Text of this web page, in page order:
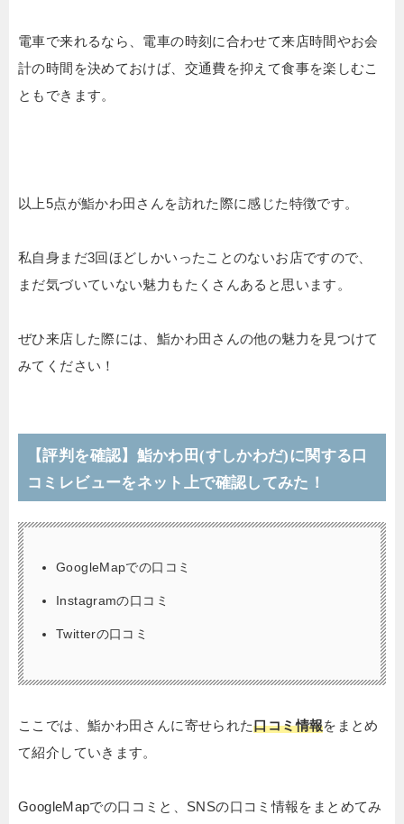
電車で来れるなら、電車の時刻に合わせて来店時間やお会
計の時間を決めておけば、交通費を抑えて食事を楽しむこ
ともできます。
以上5点が鮨かわ田さんを訪れた際に感じた特徴です。
私自身まだ3回ほどしかいったことのないお店ですので、
まだ気づいていない魅力もたくさんあると思います。
ぜひ来店した際には、鮨かわ田さんの他の魅力を見つけて
みてください！
【評判を確認】鮨かわ田(すしかわだ)に関する口
コミレビューをネット上で確認してみた！
GoogleMapでの口コミ
Instagramの口コミ
Twitterの口コミ
ここでは、鮨かわ田さんに寄せられた口コミ情報をまとめ
て紹介していきます。
GoogleMapでの口コミと、SNSの口コミ情報をまとめてみ